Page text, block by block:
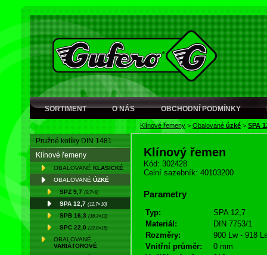
SORTIMENT O NÁS OBCHODNÍ PODMÍNKY
Klínové řemeny > Obalované úzké > SPA
Pružné kolíky DIN 1481
Klínové řemeny
OBALOVANÉ KLASICKÉ
OBALOVANÉ ÚZKÉ
SPZ 9,7 (9,7×8)
SPA 12,7 (12,7×10)
SPB 16,3 (16,3×13)
SPC 22,0 (22,0×18)
OBALOVANÉ
VARIÁTOROVÉ
Klínový řemen
Kód: 302428
Celní sazebník: 40103200
Parametry
Typ:
SPA 12,7
Materiál:
DIN 7753/1
Rozměry:
900 Lw - 918
Vnitřní průměr:
0 mm